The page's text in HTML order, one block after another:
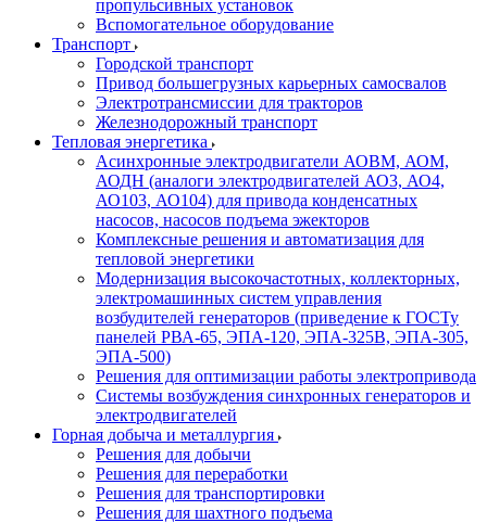
пропульсивных установок
Вспомогательное оборудование
Транспорт
Городской транспорт
Привод большегрузных карьерных самосвалов
Электротрансмиссии для тракторов
Железнодорожный транспорт
Тепловая энергетика
Асинхронные электродвигатели АОВМ, АОМ,
АОДН (аналоги электродвигателей АО3, АО4,
АО103, АО104) для привода конденсатных
насосов, насосов подъема эжекторов
Комплексные решения и автоматизация для
тепловой энергетики
Модернизация высокочастотных, коллекторных,
электромашинных систем управления
возбудителей генераторов (приведение к ГОСТу
панелей РВА-65, ЭПА-120, ЭПА-325В, ЭПА-305,
ЭПА-500)
Решения для оптимизации работы электропривода
Системы возбуждения синхронных генераторов и
электродвигателей
Горная добыча и металлургия
Решения для добычи
Решения для переработки
Решения для транспортировки
Решения для шахтного подъема